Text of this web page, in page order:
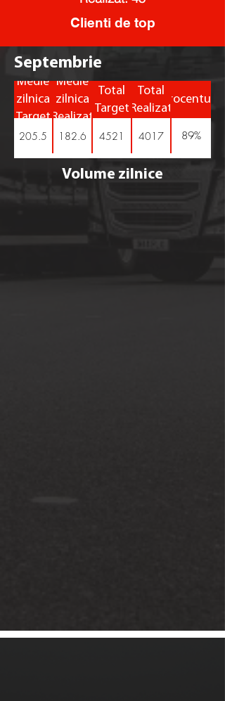
Clienti de top
Septembrie
Medie
zilnica
Target
Medie
zilnica
Realizat
Total
Target
Total
Realizat
Procentual
205.5 182.6 4521 4017 89%
Volume zilnice